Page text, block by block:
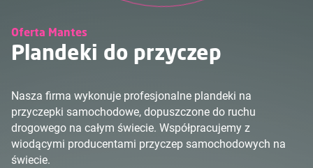
Oferta Mantes
Plandeki do przyczep
Nasza firma wykonuje profesjonalne plandeki na
przyczepki samochodowe, dopuszczone do ruchu
drogowego na całym świecie. Współpracujemy z
wiodącymi producentami przyczep samochodowych na
świecie.